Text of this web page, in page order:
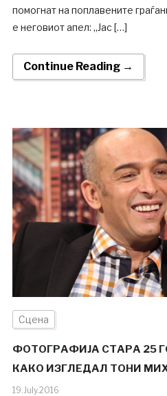
помогнат на поплавените
е неговиот апел: „Јас […]
Continue Reading →
Сцена
ФОТОГРАФИЈА СТАРА 25
КАКО ИЗГЛЕДАЛ ТОНИ
19.July.2016